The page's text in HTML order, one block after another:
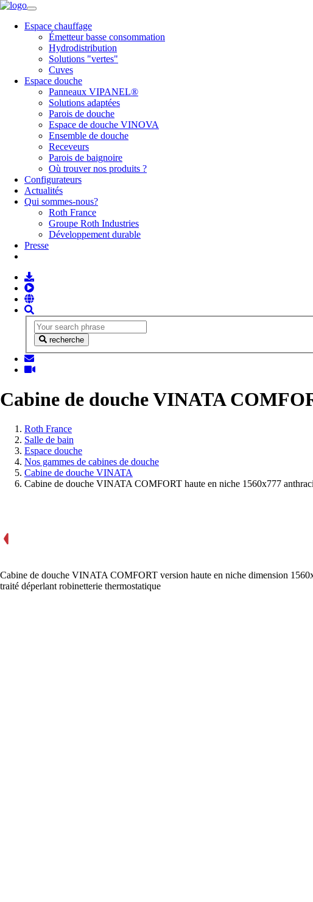
Espace chauffage
Émetteur basse consommation
Hydrodistribution
Solutions "vertes"
Cuves
Espace douche
Panneaux VIPANEL®
Solutions adaptées
Parois de douche
Espace de douche VINOVA
Ensemble de douche
Receveurs
Parois de baignoire
Où trouver nos produits ?
Configurateurs
Actualités
Qui sommes-nous?
Roth France
Groupe Roth Industries
Développement durable
Presse
recherche
Cabine de douche VINATA
Vous
Roth France
Salle de bain
Espace douche
Nos gammes de cabines de douche
Cabine de douche VINATA
Cabine de douche VINATA COMFORT haute en niche 1560x777
Cabine de douche VINATA COMFORT version haute en niche dimension
traité déperlant robinetterie thermostatique